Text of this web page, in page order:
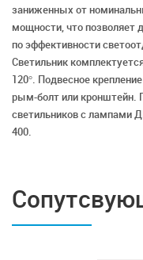
заниженных от
мощности, что позволяет
по эффективности
Светильник
120°. Подвесное
рым-болт или кронштейн.
светильников с лампами
400.